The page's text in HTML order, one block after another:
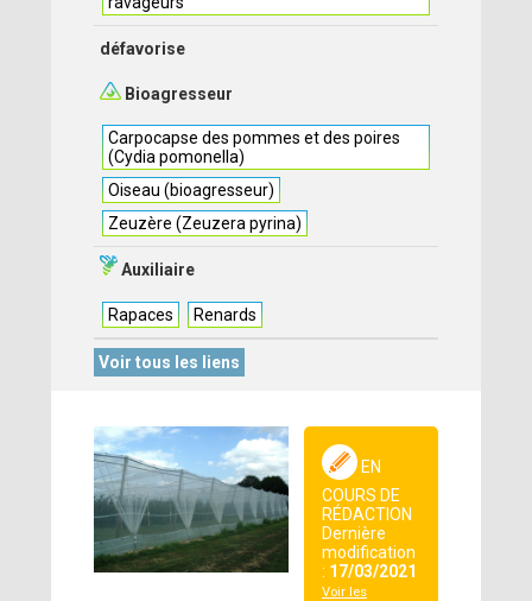
défavorise
Bioagresseur
Carpocapse des pommes et des poires
(Cydia pomonella)
Oiseau (bioagresseur)
Zeuzère (Zeuzera pyrina)
Auxiliaire
Rapaces Renards
Voir tous les liens
EN
COURS DE
RÉDACTION
Dernière
modification
: 17/03/2021
Voir les